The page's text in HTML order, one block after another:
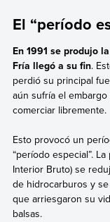
El “período
En 1991 se produjo
Fría llegó a su fin.
perdió su principal
aún sufría el
comerciar libremente.
Esto provocó un
“período especial”.
Interior Bruto) se
de hidrocarburos y
que arriesgaron su
balsas.